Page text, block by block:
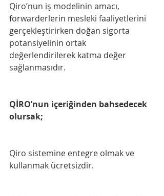
Qiro’nun iş modelinin amacı,
forwarderlerin mesleki faaliyetlerini
gerçekleştirirken doğan sigorta
potansiyelinin ortak
değerlendirilerek katma değer
sağlanmasıdır.
QİRO’nun içeriğinden bahsedecek
olursak;
Qiro sistemine entegre olmak ve
kullanmak ücretsizdir.